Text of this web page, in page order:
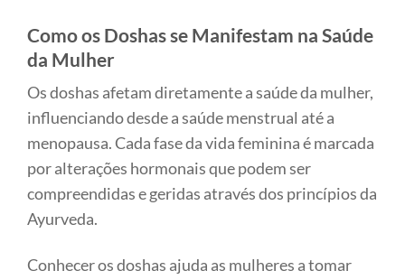
Como os Doshas se Manifestam na Saúde
da Mulher
Os doshas afetam diretamente a saúde da mulher,
influenciando desde a saúde menstrual até a
menopausa. Cada fase da vida feminina é marcada
por alterações hormonais que podem ser
compreendidas e geridas através dos princípios da
Ayurveda.
Conhecer os doshas ajuda as mulheres a tomar